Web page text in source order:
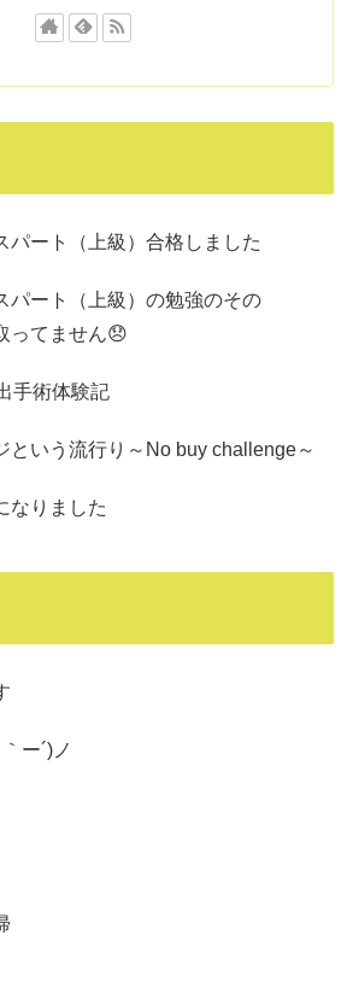
パート（上級）合格しました
パート（上級）の勉強のその
ってません😞
手術体験記
という流行り～No buy challenge～
なりました
ー´)ノ